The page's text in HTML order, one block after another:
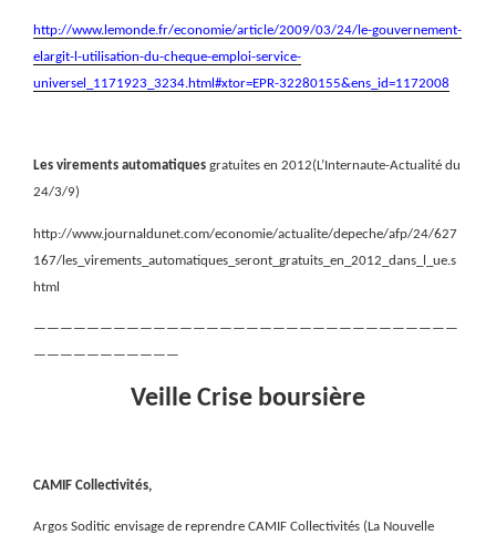
http://www.lemonde.fr/economie/article/2009/03/24/le-gouvernement-
elargit-l-utilisation-du-cheque-emploi-service-
universel_1171923_3234.html#xtor=EPR-32280155&ens_id=1172008
Les virements automatiques gratuites en 2012(L’Internaute-Actualité du
24/3/9)
http://www.journaldunet.com/economie/actualite/depeche/afp/24/627
167/les_virements_automatiques_seront_gratuits_en_2012_dans_l_ue.s
html
————————————————————————————————
———————————
Veille Crise boursière
CAMIF Collectivités,
Argos Soditic envisage de reprendre CAMIF Collectivités (La Nouvelle